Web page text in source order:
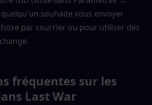
souhaite vous envoyer
par courrier ou pour utiliser des
fréquentes sur les
Last War